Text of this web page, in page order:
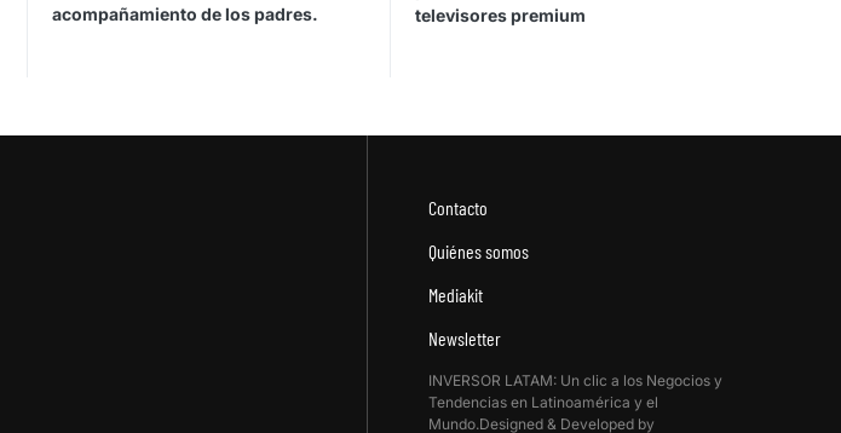
acompañamiento de los padres.
televisores premium
Contacto
Quiénes somos
Mediakit
Newsletter
INVERSOR LATAM: Un clic a los Negocios y
Tendencias en Latinoamérica y el
Mundo.Designed & Developed by